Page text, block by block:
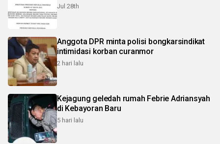
Jul 28th
Anggota DPR minta polisi bongkarsindikat
intimidasi korban curanmor
2 hari lalu
Kejagung geledah rumah Febrie Adriansyah
di Kebayoran Baru
5 hari lalu